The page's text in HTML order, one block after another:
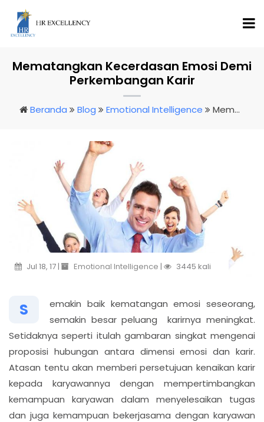
Mematangkan Kecerdasan Emosi Demi
Perkembangan Karir
Beranda Blog Emotional Intelligence Mematangkan Kecerdasan Emosi Demi Perkembangan Karir
Jul 18, 17 | Emotional Intelligence | 3445 kali
S
emakin baik kematangan emosi seseorang,
semakin besar peluang karirnya meningkat.
Setidaknya seperti itulah gambaran singkat mengenai
proposisi hubungan antara dimensi emosi dan karir.
Atasan tentu akan memberi persetujuan kenaikan karir
kepada karyawannya dengan mempertimbangkan
kemampuan karyawan dalam menyelesaikan tugas
dan juga kemampuan bekerjasama dengan karyawan